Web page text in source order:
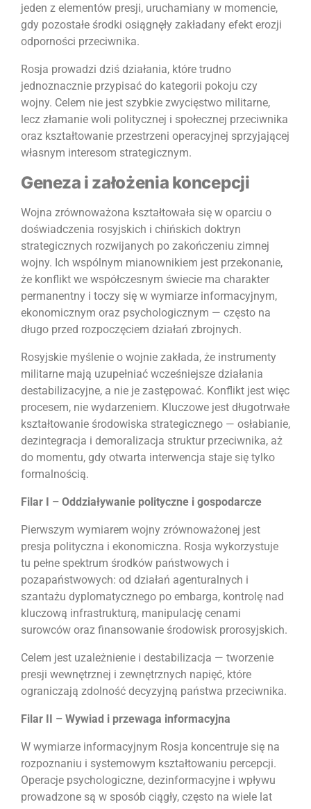
jeden z elementów presji, uruchamiany w momencie,
gdy pozostałe środki osiągnęły zakładany efekt erozji
odporności przeciwnika.
Rosja prowadzi dziś działania, które trudno
jednoznacznie przypisać do kategorii pokoju czy
wojny. Celem nie jest szybkie zwycięstwo militarne,
lecz złamanie woli politycznej i społecznej przeciwnika
oraz kształtowanie przestrzeni operacyjnej sprzyjającej
własnym interesom strategicznym.
Geneza i założenia koncepcji
Wojna zrównoważona kształtowała się w oparciu o
doświadczenia rosyjskich i chińskich doktryn
strategicznych rozwijanych po zakończeniu zimnej
wojny. Ich wspólnym mianownikiem jest przekonanie,
że konflikt we współczesnym świecie ma charakter
permanentny i toczy się w wymiarze informacyjnym,
ekonomicznym oraz psychologicznym — często na
długo przed rozpoczęciem działań zbrojnych.
Rosyjskie myślenie o wojnie zakłada, że instrumenty
militarne mają uzupełniać wcześniejsze działania
destabilizacyjne, a nie je zastępować. Konflikt jest więc
procesem, nie wydarzeniem. Kluczowe jest długotrwałe
kształtowanie środowiska strategicznego — osłabianie,
dezintegracja i demoralizacja struktur przeciwnika, aż
do momentu, gdy otwarta interwencja staje się tylko
formalnością.
Filar I – Oddziaływanie polityczne i gospodarcze
Pierwszym wymiarem wojny zrównoważonej jest
presja polityczna i ekonomiczna. Rosja wykorzystuje
tu pełne spektrum środków państwowych i
pozapaństwowych: od działań agenturalnych i
szantażu dyplomatycznego po embarga, kontrolę nad
kluczową infrastrukturą, manipulację cenami
surowców oraz finansowanie środowisk prorosyjskich.
Celem jest uzależnienie i destabilizacja — tworzenie
presji wewnętrznej i zewnętrznych napięć, które
ograniczają zdolność decyzyjną państwa przeciwnika.
Filar II – Wywiad i przewaga informacyjna
W wymiarze informacyjnym Rosja koncentruje się na
rozpoznaniu i systemowym kształtowaniu percepcji.
Operacje psychologiczne, dezinformacyjne i wpływu
prowadzone są w sposób ciągły, często na wiele lat